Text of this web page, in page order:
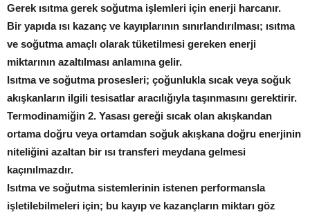
Gerek ısıtma gerek soğutma işlemleri için enerji harcanır.
Bir yapıda ısı kazanç ve kayıplarının sınırlandırılması; ısıtma
ve soğutma amaçlı olarak tüketilmesi gereken enerji
miktarının azaltılması anlamına gelir.
Isıtma ve soğutma prosesleri; çoğunlukla sıcak veya soğuk
akışkanların ilgili tesisatlar aracılığıyla taşınmasını gerektirir.
Termodinamiğin 2. Yasası gereği sıcak olan akışkandan
ortama doğru veya ortamdan soğuk akışkana doğru enerjinin
niteliğini azaltan bir ısı transferi meydana gelmesi
kaçınılmazdır.
Isıtma ve soğutma sistemlerinin istenen performansla
işletilebilmeleri için; bu kayıp ve kazançların miktarı göz